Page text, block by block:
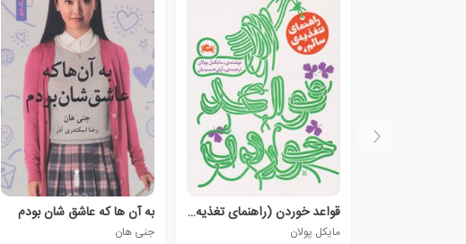
قواعد خوردن (راهنمای تغذیه سالم)
مایکل پولان
به آن ها که عاشق شان بودم
جنی هان